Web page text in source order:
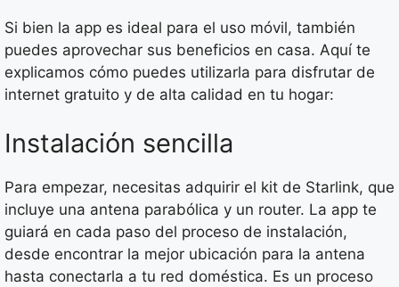
Si bien la app es ideal para el uso móvil, también
puedes aprovechar sus beneficios en casa. Aquí te
explicamos cómo puedes utilizarla para disfrutar de
internet gratuito y de alta calidad en tu hogar:
Instalación sencilla
Para empezar, necesitas adquirir el kit de Starlink, que
incluye una antena parabólica y un router. La app te
guiará en cada paso del proceso de instalación,
desde encontrar la mejor ubicación para la antena
hasta conectarla a tu red doméstica. Es un proceso